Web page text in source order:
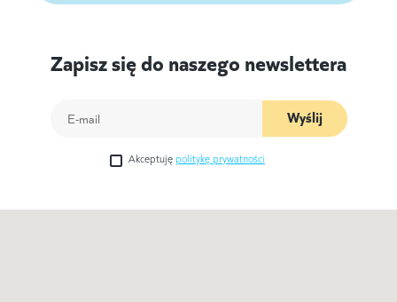
Zapisz się do naszego newslettera
Wyślij
Akceptuję politykę prywatności